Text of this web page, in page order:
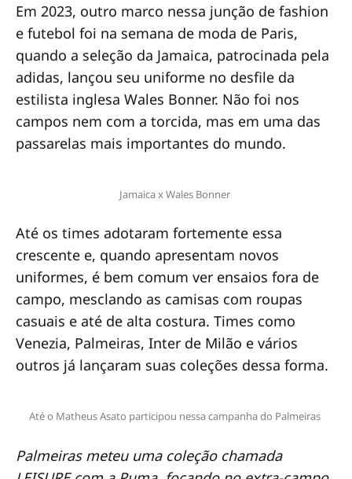
Em 2023, outro marco nessa junção de fashion
e futebol foi na semana de moda de Paris,
quando a seleção da Jamaica, patrocinada pela
adidas, lançou seu uniforme no desfile da
estilista inglesa Wales Bonner. Não foi nos
campos nem com a torcida, mas em uma das
passarelas mais importantes do mundo.
Jamaica x Wales Bonner
Até os times adotaram fortemente essa
crescente e, quando apresentam novos
uniformes, é bem comum ver ensaios fora de
campo, mesclando as camisas com roupas
casuais e até de alta costura. Times como
Venezia, Palmeiras, Inter de Milão e vários
outros já lançaram suas coleções dessa forma.
Até o Matheus Asato participou nessa campanha do Palmeiras
Palmeiras meteu uma coleção chamada